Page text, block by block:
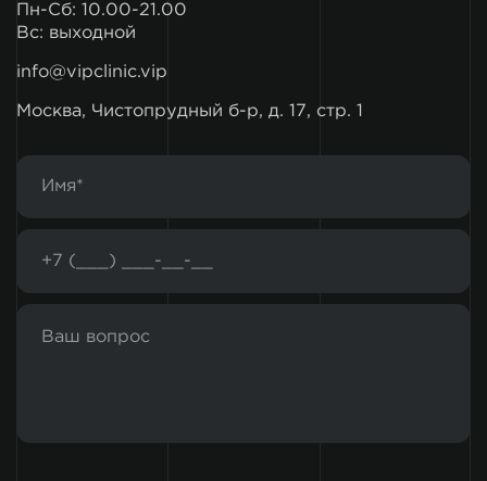
Пн-Сб: 10.00-21.00
Вс: выходной
info@vipclinic.vip
Москва, Чистопрудный б-р, д. 17, стр. 1